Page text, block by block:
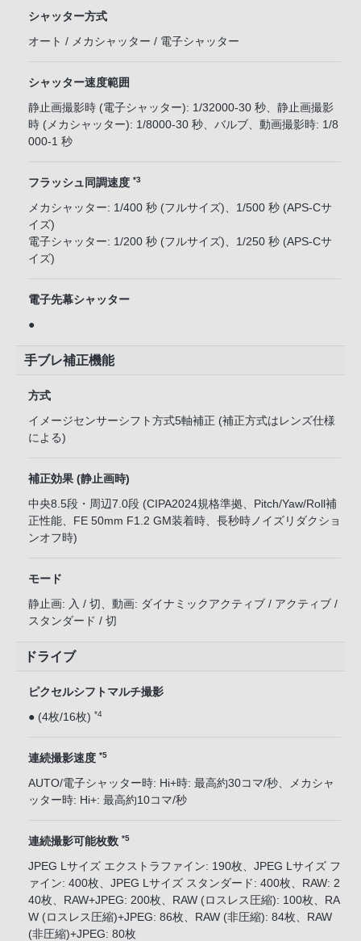
シャッター方式
オート / メカシャッター / 電子シャッター
シャッター速度範囲
静止画撮影時 (電子シャッター): 1/32000-30 秒、静止画撮影
時 (メカシャッター): 1/8000-30 秒、バルブ、動画撮影時: 1/8
000-1 秒
フラッシュ同調速度 *3
メカシャッター: 1/400 秒 (フルサイズ)、1/500 秒 (APS-Cサ
イズ)
電子シャッター: 1/200 秒 (フルサイズ)、1/250 秒 (APS-Cサ
イズ)
電子先幕シャッター
●
手ブレ補正機能
方式
イメージセンサーシフト方式5軸補正 (補正方式はレンズ仕様
による)
補正効果 (静止画時)
中央8.5段・周辺7.0段 (CIPA2024規格準拠、Pitch/Yaw/Roll補
正性能、FE 50mm F1.2 GM装着時、長秒時ノイズリダクショ
ンオフ時)
モード
静止画: 入 / 切、動画: ダイナミックアクティブ / アクティブ /
スタンダード / 切
ドライブ
ピクセルシフトマルチ撮影
● (4枚/16枚) *4
連続撮影速度 *5
AUTO/電子シャッター時: Hi+時: 最高約30コマ/秒、メカシャ
ッター時: Hi+: 最高約10コマ/秒
連続撮影可能枚数 *5
JPEG Lサイズ エクストラファイン: 190枚、JPEG Lサイズ フ
ァイン: 400枚、JPEG Lサイズ スタンダード: 400枚、RAW: 2
40枚、RAW+JPEG: 200枚、RAW (ロスレス圧縮): 100枚、RA
W (ロスレス圧縮)+JPEG: 86枚、RAW (非圧縮): 84枚、RAW
(非圧縮)+JPEG: 80枚